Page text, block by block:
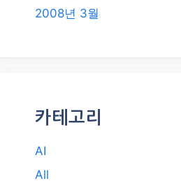
2008년 3월
카테고리
AI
All